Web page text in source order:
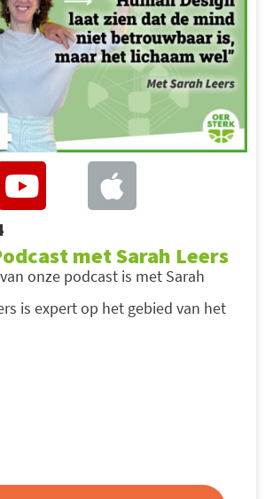
met Sarah Leers
onze podcast is met Sarah
is expert op het gebied van het